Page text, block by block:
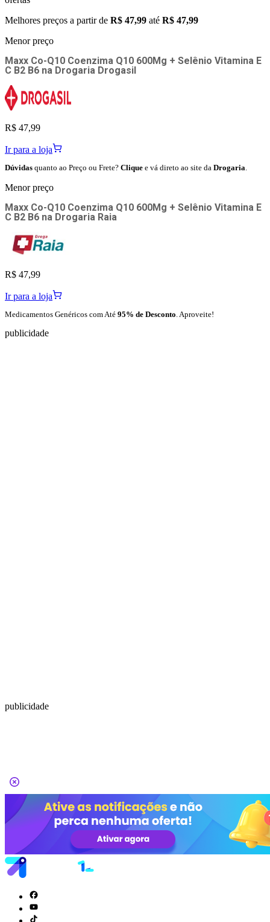
Melhores preços a partir de R$ 47,99 até R$ 47,99
Menor preço
Maxx Co-Q10 Coenzima Q10 600Mg + Selênio Vitamina E
C B2 B6 na Drogaria Drogasil
R$ 47,99
Ir para a loja
Dúvidas quanto ao Preço ou Frete? Clique e vá direto ao site da Drogaria.
Menor preço
Maxx Co-Q10 Coenzima Q10 600Mg + Selênio Vitamina E
C B2 B6 na Drogaria Raia
R$ 47,99
Ir para a loja
Medicamentos Genéricos com Até 95% de Desconto. Aproveite!
publicidade
publicidade